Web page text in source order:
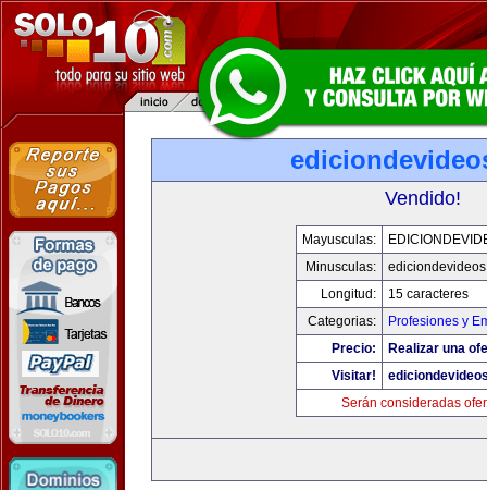
Vendido!
Mayusculas:
Minusculas:
Longitud:
15 caracteres
Categorias:
Profesiones y
Precio:
Realizar una
Visitar!
Serán consideradas